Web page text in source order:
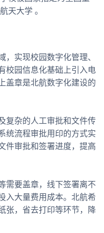
天大学 。
，实现校园数字化管理、
校园信息化基础上引入电
盖章是北航数字化建设的
复杂的人工审批和文件传
统流程审批用印的方式实
件审批和签署进度，提高
需要盖章，线下签署离不
入大量费用成本。北航希
张，省去打印等环节，降